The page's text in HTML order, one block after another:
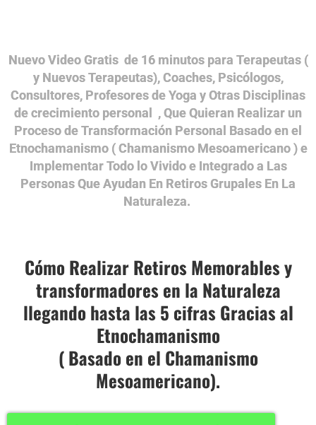
Nuevo Video Gratis de 16 minutos para Terapeutas (
y Nuevos Terapeutas), Coaches, Psicólogos,
Consultores, Profesores de Yoga y Otras Disciplinas
de crecimiento personal , Que Quieran Realizar un
Proceso de Transformación Personal Basado en el
Etnochamanismo ( Chamanismo Mesoamericano ) e
Implementar Todo lo Vivido e Integrado a Las
Personas Que Ayudan En Retiros Grupales En La
Naturaleza.
Cómo Realizar Retiros Memorables y
transformadores en la Naturaleza
llegando hasta las 5 cifras Gracias al
Etnochamanismo
( Basado en el Chamanismo
Mesoamericano).